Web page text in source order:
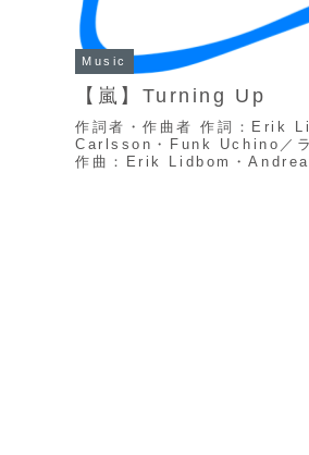
Music
【嵐】Turning Up
作詞者・作曲者 作詞：Erik
Carlsson・Funk Uchino／
作曲：Erik Lidbom・